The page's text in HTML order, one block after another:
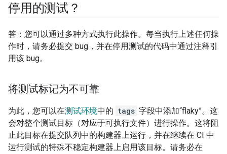
停用的测试？
答：您可以通过多种方式执行此操作。每当执行上述任何操
作时，请务必提交 bug，并在停用测试的代码中通过注释引
用该 bug。
将测试标记为不可靠
为此，您可以在测试环境中的 tags 字段中添加“flaky”。这
会对整个测试目标（对应于可执行文件）进行操作。这将阻
止此目标在提交队列中的构建器上运行，并在继续在 CI 中
运行测试的特殊不稳定构建器上启用该目标。请务必在